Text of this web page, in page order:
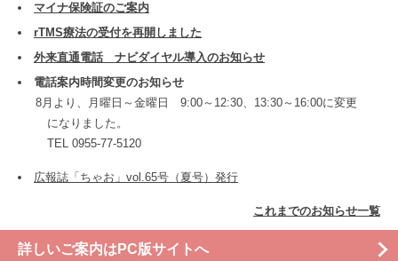
マイナ保険証のご案内
rTMS療法の受付を再開しました
外来直通電話 ナビダイヤル導入のお知らせ
電話案内時間変更のお知らせ
8月より、月曜日～金曜日 9:00～12:30、13:30～16:00に変更
になりました。
TEL 0955-77-5120
広報誌「ちゃお」vol.65号（夏号）発行
これまでのお知らせ一覧
詳しいご案内はPC版サイトへ